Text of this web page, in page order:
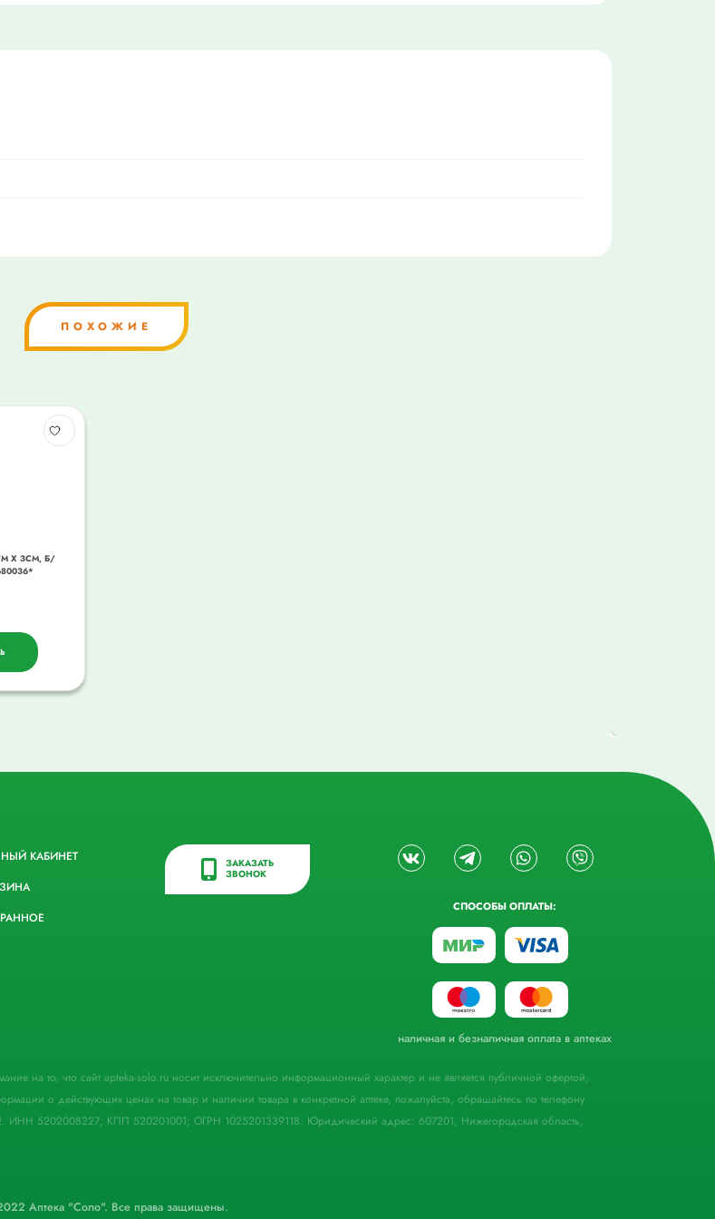
ПОХОЖИЕ
Х 3СМ, Б/
КАБИНЕТ
ЗАКАЗАТЬ
ЗВОНОК
СПОСОБЫ ОПЛАТЫ:
наличная и безналичная оплата в аптеках
на то, что сайт apteka-solo.ru носит исключительно информационный характер и не является публичной офертой,
о действующих ценах на товар и наличии товара в конкретной аптеке, пожалуйста, обращайтесь по телефону
5202008227; КПП 520201001; ОГРН 1025201339118. Юридический адрес: 607201, Нижегородская область,
Аптека "Соло". Все права защищены.